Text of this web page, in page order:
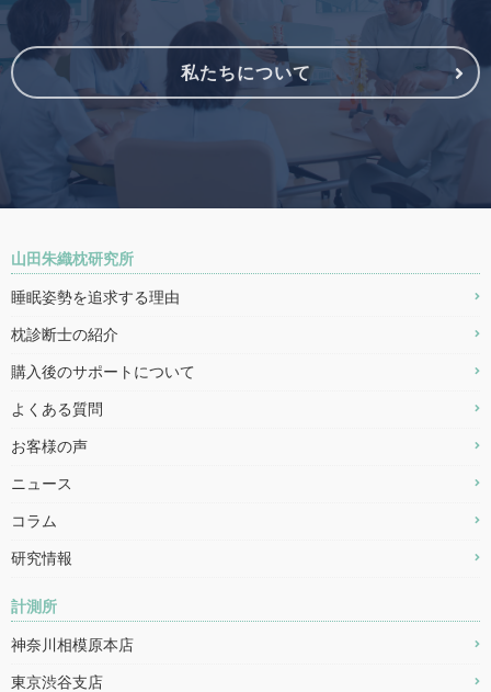
私たちについて
山田朱織枕研究所
睡眠姿勢を追求する理由
枕診断士の紹介
購入後のサポートについて
よくある質問
お客様の声
ニュース
コラム
研究情報
計測所
神奈川相模原本店
東京渋谷支店